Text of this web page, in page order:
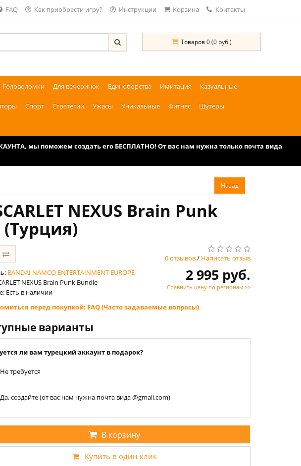
FAQ Как приобрести игру? Инструкции Корзина Контакты
Товаров 0 (0 руб.)
Головоломки Для вечеринок Единоборства Имитация Казуальные
Спорт Стратегии Ужасы Уникальные Фитнес Шутеры
мы поможем создать его БЕСПЛАТНО! От вас нам нужна только почта вида
NEXUS Brain Punk
(Турция)
0 отзывов/ Написать отзыв
BANDAI NAMCO ENTERTAINMENT EUROPE
NEXUS Brain Punk Bundle
Есть в наличии
2 995 руб.
Сравнить цену по регионам >>
перед покупкой: FAQ (Часто задаваемые вопросы)
варианты
ли вам турецкий аккаунт в подарок?
Не требуется
Да, создайте (от вас нам нужна почта вида @gmail.com)
В корзину
Купить в один клик